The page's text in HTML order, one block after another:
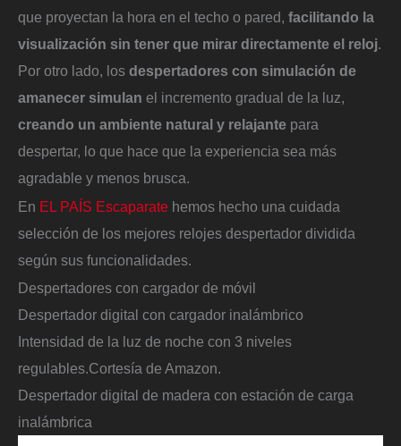
que proyectan la hora en el techo o pared, facilitando la
visualización sin tener que mirar directamente el reloj.
Por otro lado, los despertadores con simulación de
amanecer simulan el incremento gradual de la luz,
creando un ambiente natural y relajante para
despertar, lo que hace que la experiencia sea más
agradable y menos brusca.
En EL PAÍS Escaparate hemos hecho una cuidada
selección de los mejores relojes despertador dividida
según sus funcionalidades.
Despertadores con cargador de móvil
Despertador digital con cargador inalámbrico
Intensidad de la luz de noche con 3 niveles
regulables.Cortesía de Amazon.
Despertador digital de madera con estación de carga
inalámbrica